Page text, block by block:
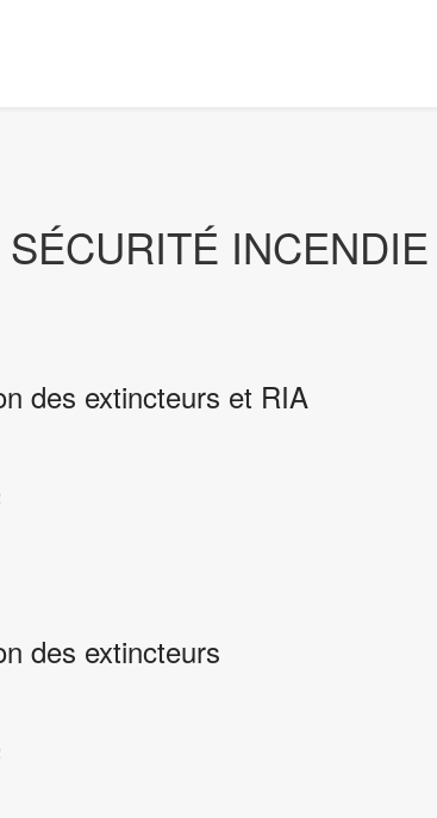
des extincteurs et RIA
des extincteurs